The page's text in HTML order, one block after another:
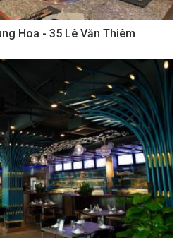
Hoa - 35 Lê Văn Thiêm